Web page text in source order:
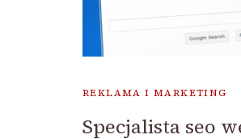
REKLAMA I MARKETING
Specjalista seo